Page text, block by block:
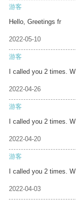
游客
Hello, Greetings fr
2022-05-10
游客
I called you 2 times. W
2022-04-26
游客
I called you 2 times. W
2022-04-20
游客
I called you 2 times. W
2022-04-03